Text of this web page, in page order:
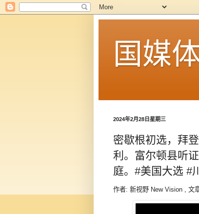
国媒
2024年2月28日星期三
密歇根初选，拜
利。富尔顿县听
庭。#美国大选 #
作者: 新视野 New Vision , 文